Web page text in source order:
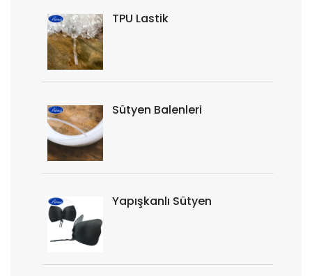
TPU Lastik
Sütyen Balenleri
Yapışkanlı Sütyen